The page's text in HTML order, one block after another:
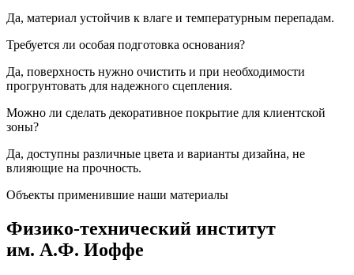
Да, материал устойчив к влаге и температурным перепадам.
Требуется ли особая подготовка основания?
Да, поверхность нужно очистить и при необходимости
прогрунтовать для надежного сцепления.
Можно ли сделать декоративное покрытие для клиентской
зоны?
Да, доступны различные цвета и варианты дизайна, не
влияющие на прочность.
Объекты применившие наши материалы
Физико-технический институт
им. А.Ф. Иоффе